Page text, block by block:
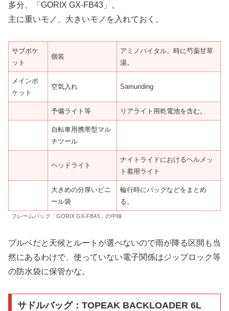
多分、「GORIX GX-FB43」。
主に重いモノ、大きいモノを入れておく。
サブポケ
ット
個装
アミノバイタル。時に芍薬甘草
湯。
メインポ
ケット
空気入れ Samuriding
予備ライト等 リアライト用乾電池を含む。
自転車用携帯型マル
チツール
ヘッドライト
ナイトライドにおけるヘルメッ
ト着用ライト
大きめの分厚いビニ
ール袋
輪行時にバッグなどをまとめ
る。
フレームバッグ「GORIX GX-FB43」の中味
ブルベだと天候とルートが選べないので雨が降る区間も当
然にあるわけで、使っていない電子関係はジップロック等
の防水袋に保管かな。
サドルバッグ：TOPEAK BACKLOADER 6L